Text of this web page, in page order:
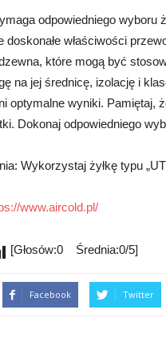
odpowiedniego wyboru
doskonałe właściwości
które mogą być
na jej średnicę, izolację i
optymalne wyniki. Pamiętaj,
Dokonaj odpowiedniego
Wykorzystaj żyłkę typu
www.aircold.pl/
[Głosów:0 Średnia:0/5]
Facebook Twitter